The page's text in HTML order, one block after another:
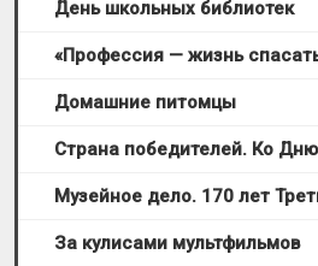
День школьных библиотек
«Профессия — жизнь
Домашние питомцы
Страна победителей. Ко
Музейное дело. 170 лет
За кулисами мультфильмов